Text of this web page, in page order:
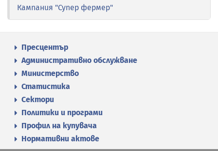
Кампания "Супер фермер"
Пресцентър
Административно обслужване
Министерство
Статистика
Сектори
Политики и програми
Профил на купувача
Нормативни актове